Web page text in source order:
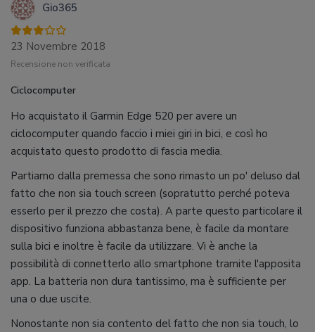
Gio365
23 Novembre 2018
Recensione non verificata
Ciclocomputer
Ho acquistato il Garmin Edge 520 per avere un
ciclocomputer quando faccio i miei giri in bici, e così ho
acquistato questo prodotto di fascia media.
Partiamo dalla premessa che sono rimasto un po' deluso dal
fatto che non sia touch screen (sopratutto perché poteva
esserlo per il prezzo che costa). A parte questo particolare il
dispositivo funziona abbastanza bene, è facile da montare
sulla bici e inoltre è facile da utilizzare. Vi è anche la
possibilità di connetterlo allo smartphone tramite l'apposita
app. La batteria non dura tantissimo, ma è sufficiente per
una o due uscite.
Nonostante non sia contento del fatto che non sia touch, lo